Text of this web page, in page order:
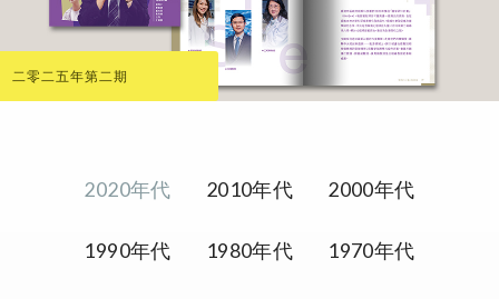
二零二五年第二期
2020年代 2010年代 2000年代
1990年代 1980年代 1970年代